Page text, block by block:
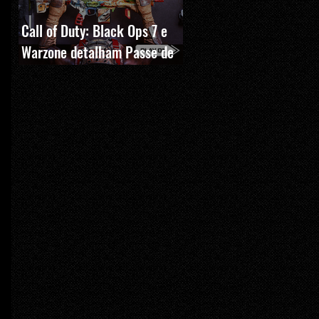
Call of Duty: Black Ops 7 e
Warzone detalham Passe de
Batalha, BlackCell e novas
recompensas da Temporada 5